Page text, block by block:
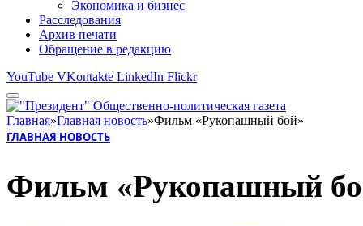
Экономика и бизнес
Расследования
Архив печати
Обращение в редакцию
YouTube VKontakte LinkedIn Flickr
Главная»Главная новость»Фильм «Рукопашный бой»
ГЛАВНАЯ НОВОСТЬ
Фильм «Рукопашный